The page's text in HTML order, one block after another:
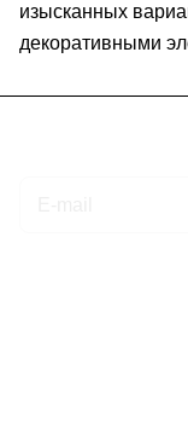
изысканных
декоративными